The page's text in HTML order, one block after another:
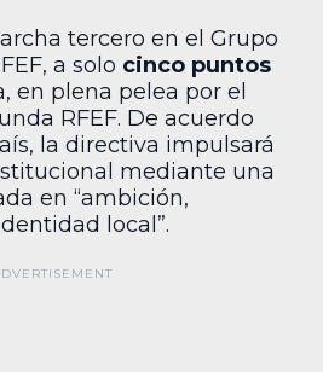
tercero en el Grupo
a solo cinco puntos
en plena pelea por el
RFEF. De acuerdo
la directiva impulsará
mediante una
en “ambición,
local”.